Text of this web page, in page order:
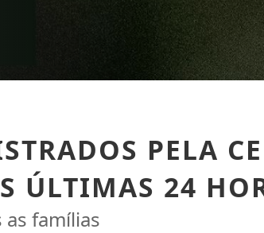
PELA
ÚLTIMAS 24
famílias